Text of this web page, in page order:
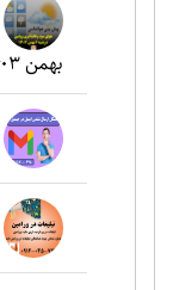
بهمن ۱۴۰۳